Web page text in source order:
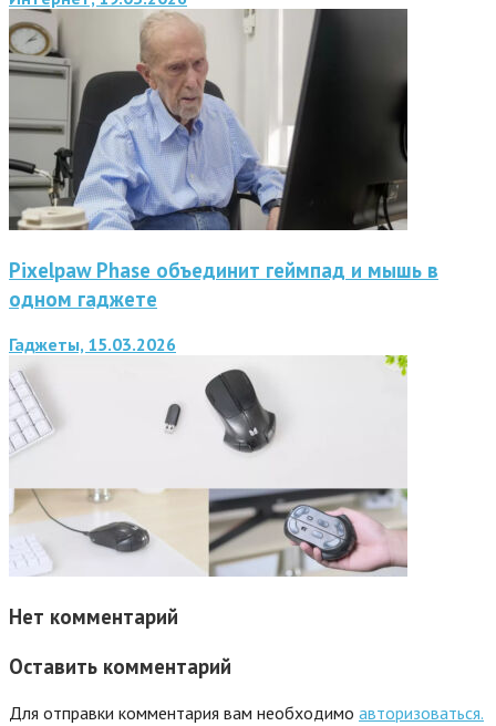
Pixelpaw Phase объединит геймпад и мышь в
одном гаджете
Гаджеты, 15.03.2026
Нет комментарий
Оставить комментарий
Для отправки комментария вам необходимо авторизоваться.